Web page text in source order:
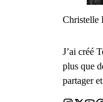
Christelle
J’ai créé
plus que
partager